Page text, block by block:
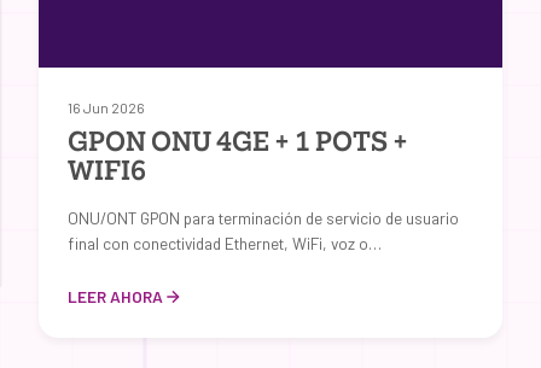
16 Jun 2026
GPON ONU 4GE + 1 POTS +
WIFI6
ONU/ONT GPON para terminación de servicio de usuario
final con conectividad Ethernet, WiFi, voz o…
LEER AHORA